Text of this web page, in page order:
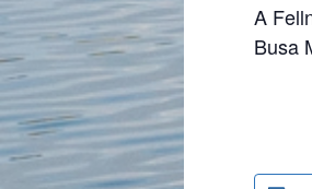
A
Busa